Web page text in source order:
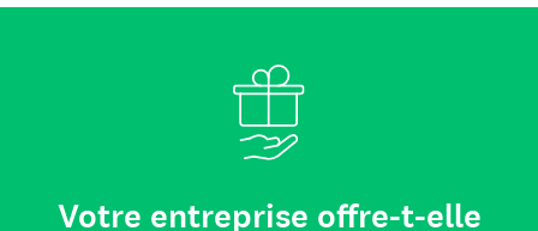
Votre entreprise offre-t-elle